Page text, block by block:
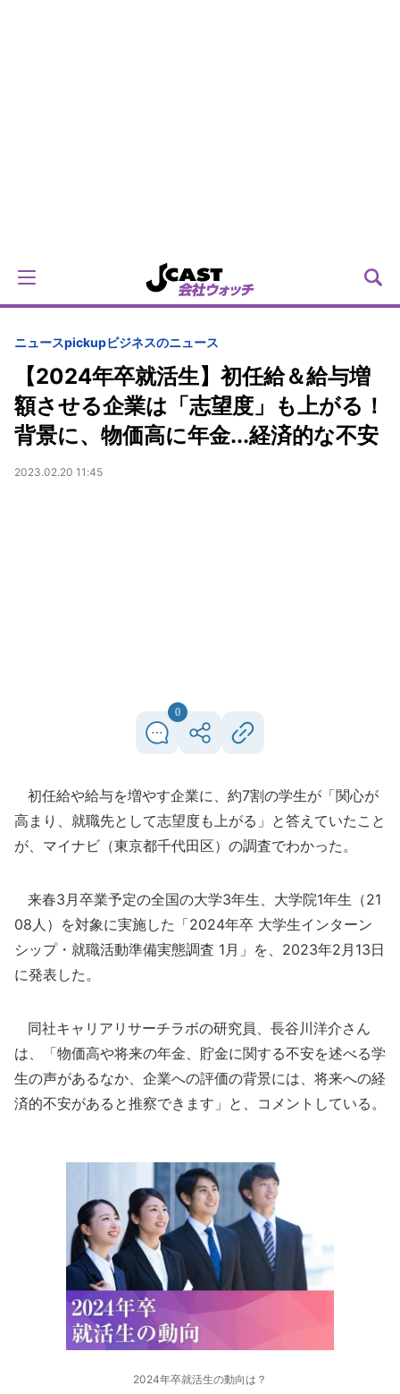
ニュースpickupビジネスのニュース
【2024年卒就活生】初任給＆給与増
額させる企業は「志望度」も上がる！
背景に、物価高に年金...経済的な不安
2023.02.20 11:45
0
初任給や給与を増やす企業に、約7割の学生が「関心が
高まり、就職先として志望度も上がる」と答えていたこと
が、マイナビ（東京都千代田区）の調査でわかった。
来春3月卒業予定の全国の大学3年生、大学院1年生（21
08人）を対象に実施した「2024年卒 大学生インターン
シップ・就職活動準備実態調査 1月」を、2023年2月13日
に発表した。
同社キャリアリサーチラボの研究員、長谷川洋介さん
は、「物価高や将来の年金、貯金に関する不安を述べる学
生の声があるなか、企業への評価の背景には、将来への経
済的不安があると推察できます」と、コメントしている。
2024年卒就活生の動向は？